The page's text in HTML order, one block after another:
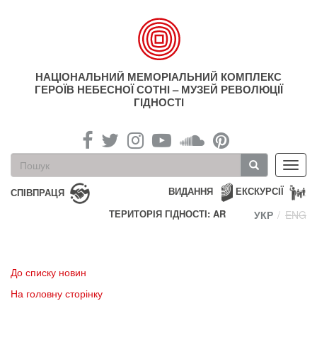
НАЦІОНАЛЬНИЙ МЕМОРІАЛЬНИЙ КОМПЛЕКС
ГЕРОЇВ НЕБЕСНОЇ СОТНІ – МУЗЕЙ РЕВОЛЮЦІЇ
ГІДНОСТІ
Пошукова
форма
Пошук
СПІВПРАЦЯ ЕКСКУРСІЇ
ВИДАННЯ
ТЕРИТОРІЯ ГІДНОСТІ: AR
УКР ENG
До списку новин
На головну сторінку